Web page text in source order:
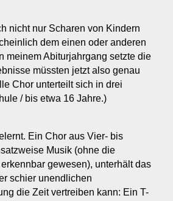
nicht nur Scharen von Kindern
dem einen oder anderen
meinem Abiturjahrgang setzte die
müssten jetzt also genau
Chor unterteilt sich in drei
/ bis etwa 16 Jahre.)
Ein Chor aus Vier- bis
Musik (ohne die
gewesen), unterhält das
schier unendlichen
die Zeit vertreiben kann: Ein T-